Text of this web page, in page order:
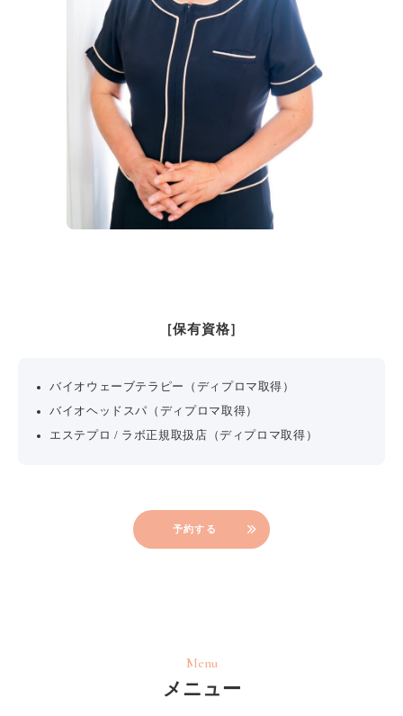
［保有資格］
バイオウェーブテラピー（ディプロマ取得）
バイオヘッドスパ（ディプロマ取得）
エステプロ / ラボ正規取扱店（ディプロマ取得）
予約する
Menu
メニュー